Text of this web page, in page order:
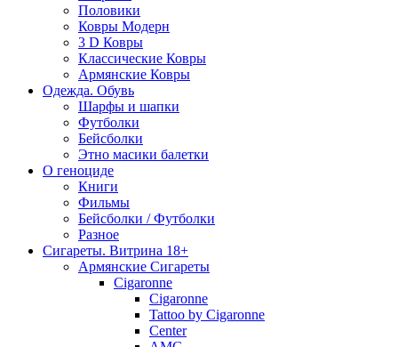
Половики
Ковры Модерн
3 D Ковры
Классические Ковры
Армянские Ковры
Одежда. Обувь
Шарфы и шапки
Футболки
Бейсболки
Этно масики балетки
О геноциде
Книги
Фильмы
Бейсболки / Футболки
Разное
Сигареты. Витрина 18+
Армянские Сигареты
Cigaronne
Cigaronne
Tattoo by Cigaronne
Center